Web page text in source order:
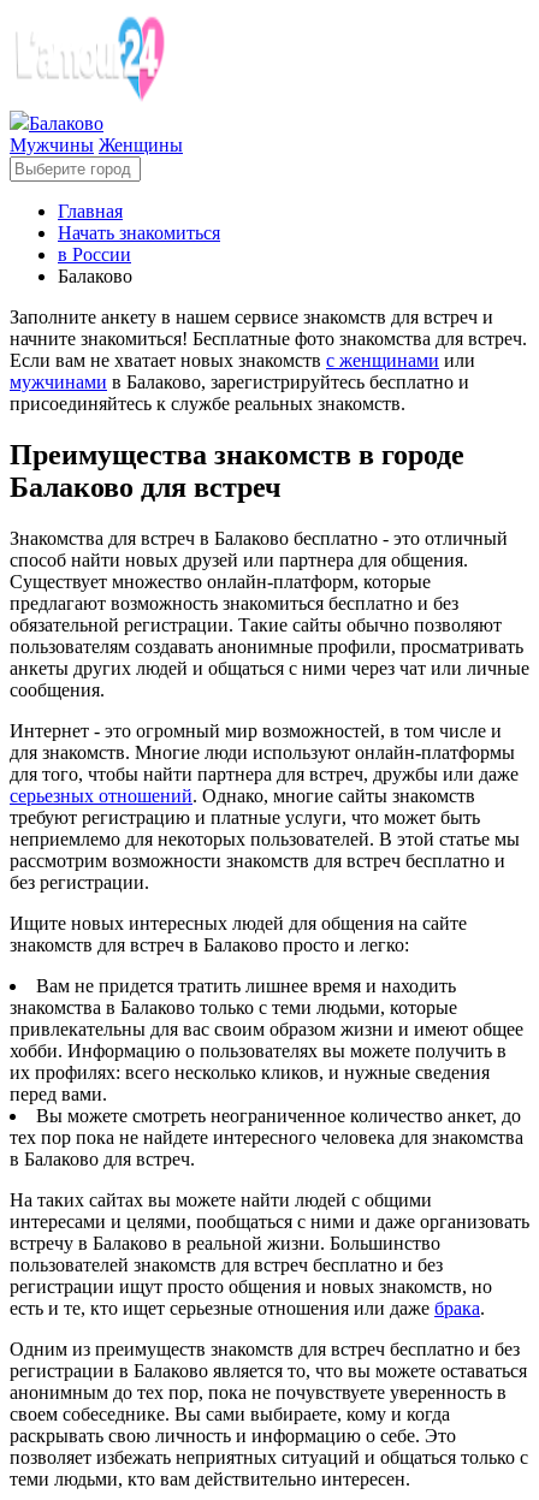
Балаково
Мужчины Женщины
Главная
Начать знакомиться
в России
Балаково
Заполните анкету в нашем сервисе знакомств для встреч и
начните знакомиться! Бесплатные фото знакомства для встреч.
Если вам не хватает новых знакомств с женщинами или
мужчинами в Балаково, зарегистрируйтесь бесплатно и
присоединяйтесь к службе реальных знакомств.
Преимущества знакомств в городе
Балаково для встреч
Знакомства для встреч в Балаково бесплатно - это отличный
способ найти новых друзей или партнера для общения.
Существует множество онлайн-платформ, которые
предлагают возможность знакомиться бесплатно и без
обязательной регистрации. Такие сайты обычно позволяют
пользователям создавать анонимные профили, просматривать
анкеты других людей и общаться с ними через чат или личные
сообщения.
Интернет - это огромный мир возможностей, в том числе и
для знакомств. Многие люди используют онлайн-платформы
для того, чтобы найти партнера для встреч, дружбы или даже
серьезных отношений. Однако, многие сайты знакомств
требуют регистрацию и платные услуги, что может быть
неприемлемо для некоторых пользователей. В этой статье мы
рассмотрим возможности знакомств для встреч бесплатно и
без регистрации.
Ищите новых интересных людей для общения на сайте
знакомств для встреч в Балаково просто и легко:
Вам не придется тратить лишнее время и находить
знакомства в Балаково только с теми людьми, которые
привлекательны для вас своим образом жизни и имеют общее
хобби. Информацию о пользователях вы можете получить в
их профилях: всего несколько кликов, и нужные сведения
перед вами.
Вы можете смотреть неограниченное количество анкет, до
тех пор пока не найдете интересного человека для знакомства
в Балаково для встреч.
На таких сайтах вы можете найти людей с общими
интересами и целями, пообщаться с ними и даже организовать
встречу в Балаково в реальной жизни. Большинство
пользователей знакомств для встреч бесплатно и без
регистрации ищут просто общения и новых знакомств, но
есть и те, кто ищет серьезные отношения или даже брака.
Одним из преимуществ знакомств для встреч бесплатно и без
регистрации в Балаково является то, что вы можете оставаться
анонимным до тех пор, пока не почувствуете уверенность в
своем собеседнике. Вы сами выбираете, кому и когда
раскрывать свою личность и информацию о себе. Это
позволяет избежать неприятных ситуаций и общаться только с
теми людьми, кто вам действительно интересен.